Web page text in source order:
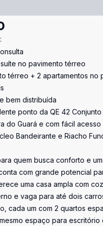
no pavimento térreo
térreo + 2 apartamentos no
bem distribuída
ponto da QE 42
do Guará e com fácil acesso
Bandeirante e Riacho
quem busca conforto e
com grande potencial
uma casa ampla com
e vaga para até dois
cada um com 2 quartos
espaço para escritório